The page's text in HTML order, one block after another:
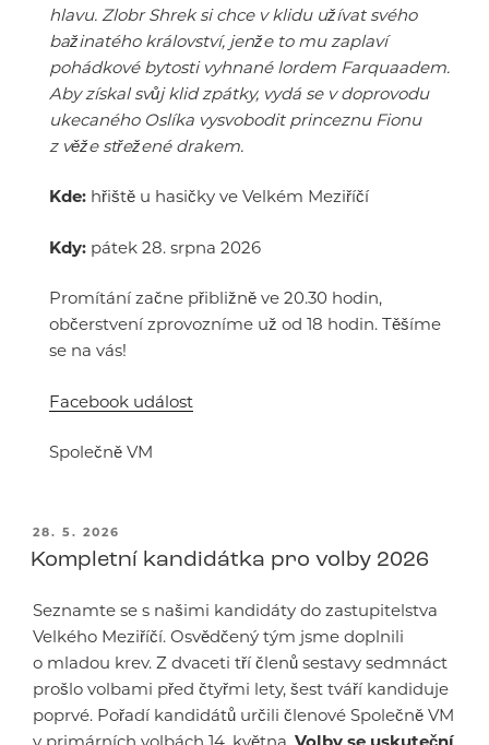
hlavu. Zlobr Shrek si chce v klidu užívat svého
bažinatého království, jenže to mu zaplaví
pohádkové bytosti vyhnané lordem Farquaadem.
Aby získal svůj klid zpátky, vydá se v doprovodu
ukecaného Oslíka vysvobodit princeznu Fionu
z věže střežené drakem.
Kde: hřiště u hasičky ve Velkém Meziříčí
Kdy: pátek 28. srpna 2026
Promítání začne přibližně ve 20.30 hodin,
občerstvení zprovozníme už od 18 hodin. Těšíme
se na vás!
Facebook událost
Společně VM
PUBLIKOVÁNO
28. 5. 2026
Kompletní kandidátka pro volby 2026
Seznamte se s našimi kandidáty do zastupitelstva
Velkého Meziříčí. Osvědčený tým jsme doplnili
o mladou krev. Z dvaceti tří členů sestavy sedmnáct
prošlo volbami před čtyřmi lety, šest tváří kandiduje
poprvé. Pořadí kandidátů určili členové Společně VM